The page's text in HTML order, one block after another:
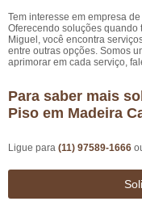
Tem interesse em empresa
Oferecendo soluções quando
Miguel, você encontra
entre outras opções. Somos
aprimorar em cada serviço,
Para saber mais
Piso em Madeira
Ligue para (11) 97589-1666